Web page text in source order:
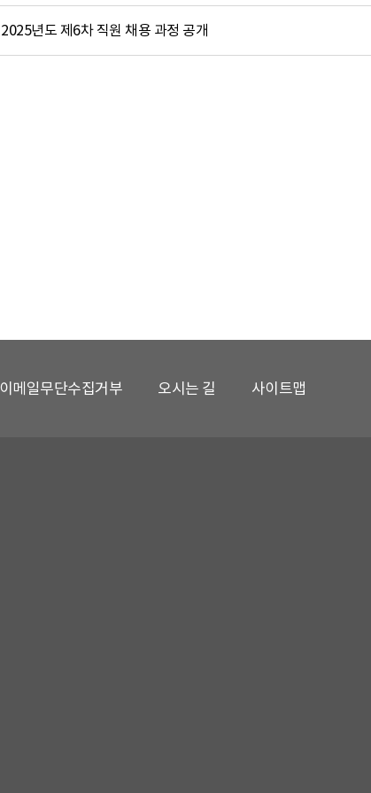
2025년도 제6차 직원 채용 과정 공개
이메일무단수집거부 오시는 길 사이트맵